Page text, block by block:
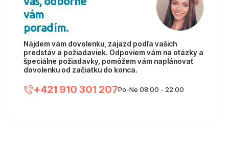
vám
poradím.
Nájdem vám dovolenku, zájazd podľa vašich
predstáv a požiadaviek. Odpoviem vám na otázky a
špeciálne požiadavky, pomôžem vám naplánovať
dovolenku od začiatku do konca.
+421 910 301 207Po-Ne 08:00 - 22:00